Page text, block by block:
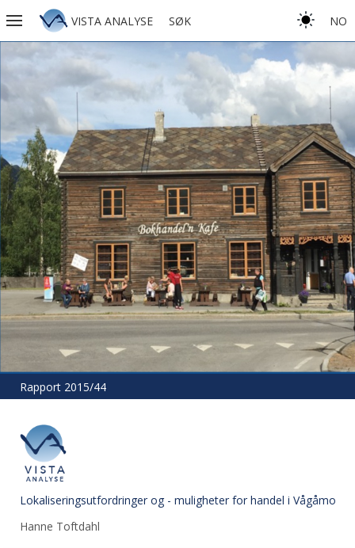
VISTA ANALYSE SØK NO
Rapport 2015/44
Lokaliseringsutfordringer og - muligheter for handel i Vågåmo
Hanne Toftdahl